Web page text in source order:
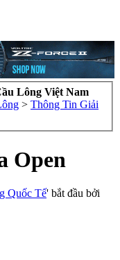
Lông Việt Nam
> Thông Tin Giải
Open
Quốc Tế' bắt đầu bởi